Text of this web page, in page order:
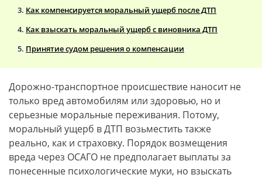
Как компенсируется моральный ущерб после ДТП
Как взыскать моральный ущерб с виновника ДТП
Принятие судом решения о компенсации
Дорожно-транспортное происшествие наносит не
только вред автомобилям или здоровью, но и
серьезные моральные переживания. Потому,
моральный ущерб в ДТП возьместить также
реально, как и страховку. Порядок возмещения
вреда через ОСАГО не предполагает выплаты за
понесенные психологические муки, но взыскать